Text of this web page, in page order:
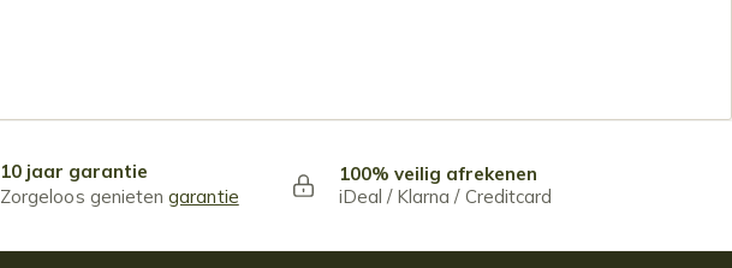
10 jaar garantie
Zorgeloos genietengarantie
100% veilig afrekenen
iDeal / Klarna / Creditcard